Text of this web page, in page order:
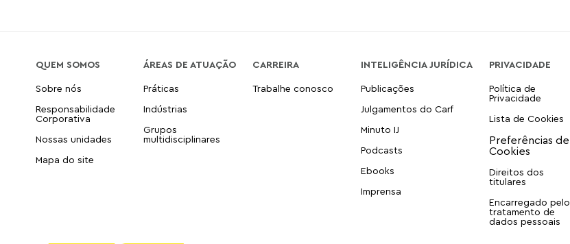
QUEM SOMOS
Sobre nós
Responsabilidade
Corporativa
Nossas unidades
Mapa do site
ÁREAS DE ATUAÇÃO
Práticas
Indústrias
Grupos
multidisciplinares
CARREIRA
Trabalhe conosco
INTELIGÊNCIA JURÍDICA
Publicações
Julgamentos do Carf
Minuto IJ
Podcasts
Ebooks
Imprensa
PRIVACIDADE
Política de
Privacidade
Lista de Cookies
Direitos dos
titulares
Encarregado pelo
tratamento de
dados pessoais